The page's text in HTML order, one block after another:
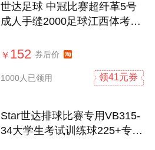
世达足球 中冠比赛超纤革5号
成人手缝2000足球江西体考指
￥ 152 券后价
1000人已领用 领41元券
Star世达排球比赛专用VB315-
34大学生考试训练球225+专业